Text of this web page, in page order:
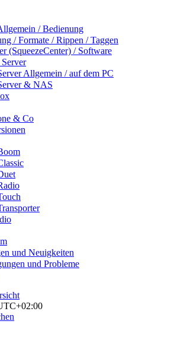
/ Bedienung
/ Formate / Rippen / Taggen
(SqueezeCenter) / Software
Allgemein / auf dem PC
& NAS
& Co
und Neuigkeiten
und Probleme